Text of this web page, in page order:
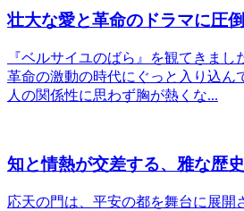
壮大な愛と革命のドラマに圧
『ベルサイユのばら』を観てきま
革命の激動の時代にぐっと入り込ん
人の関係性に思わず胸が熱くな...
知と情熱が交差する、雅な歴
応天の門は、平安の都を舞台に展